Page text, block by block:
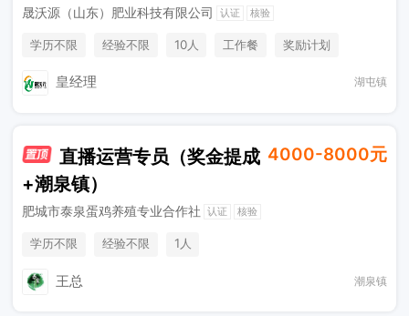
晟沃源（山东）肥业科技有限公司 认证 核验
学历不限 经验不限 10人 工作餐
奖励计划
皇经理 湖屯镇
直播运营专员（奖金提成
+潮泉镇）
4000-8000元
肥城市泰泉蛋鸡养殖专业合作社 认证 核验
学历不限 经验不限 1人
王总 潮泉镇